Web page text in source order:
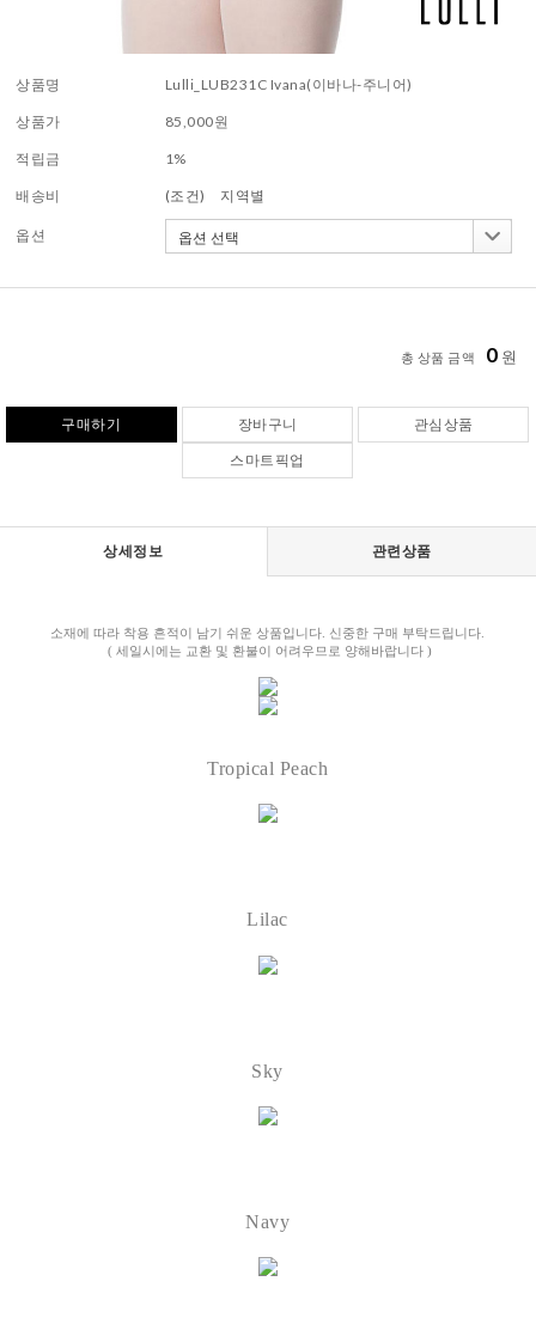
상품명 Lulli_LUB231C Ivana(이바나-주니어)
상품가 85,000원
적립금 1%
배송비 (조건) 지역별
옵션
총 상품 금액 0 원
구매하기 장바구니
관심상품
스마트픽업
상세정보 관련상품
소재에 따라 착용 흔적이 남기 쉬운 상품입니다. 신중한 구매 부탁드립니다.
( 세일시에는 교환 및 환불이 어려우므로 양해바랍니다 )
Tropical Peach
Lilac
Sky
Navy